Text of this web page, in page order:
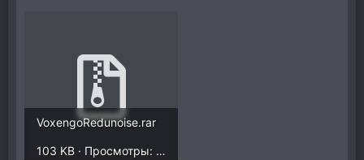
VoxengoRedunoise.rar
103 KB · Просмотры: 78